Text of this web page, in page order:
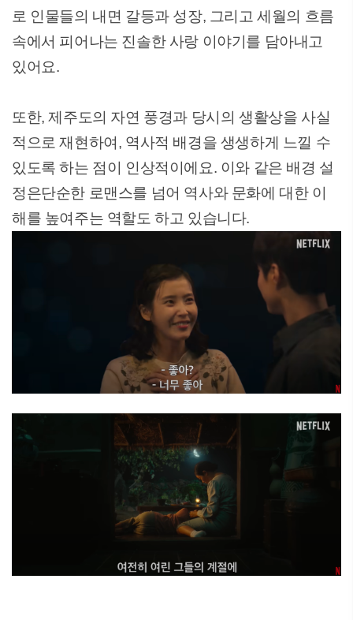
로 인물들의 내면 갈등과 성장, 그리고 세월의 흐름
속에서 피어나는 진솔한 사랑 이야기를 담아내고
있어요.
또한, 제주도의 자연 풍경과 당시의 생활상을 사실
적으로 재현하여, 역사적 배경을 생생하게 느낄 수
있도록 하는 점이 인상적이에요. 이와 같은 배경 설
정은단순한 로맨스를 넘어 역사와 문화에 대한 이
해를 높여주는 역할도 하고 있습니다.